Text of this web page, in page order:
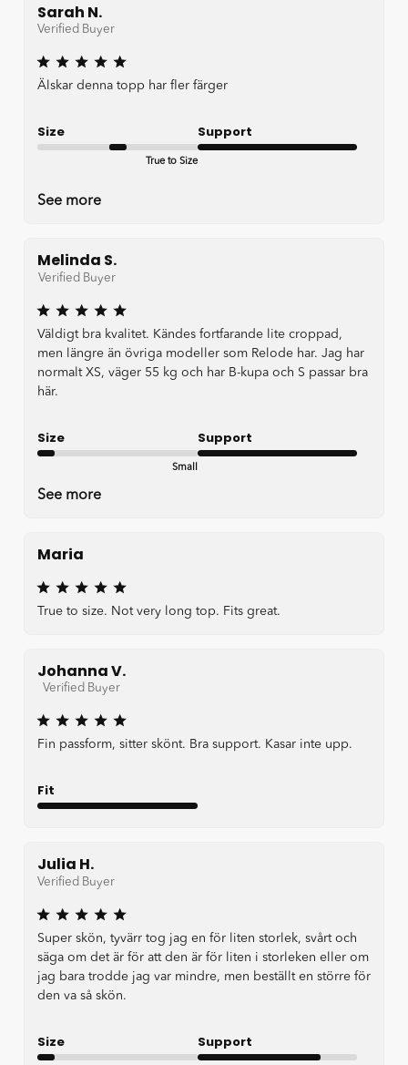
Sarah N.
Verified Buyer
Älskar denna topp har fler färger
Size
True to Size
Support
See more
Melinda S.
Verified Buyer
Väldigt bra kvalitet. Kändes fortfarande lite croppad,
men längre än övriga modeller som Relode har. Jag har
normalt XS, väger 55 kg och har B-kupa och S passar bra
här.
Size
Small
Support
See more
Maria
True to size. Not very long top. Fits great.
Johanna V.
Verified Buyer
Fin passform, sitter skönt. Bra support. Kasar inte upp.
Fit
Julia H.
Verified Buyer
Super skön, tyvärr tog jag en för liten storlek, svårt och
säga om det är för att den är för liten i storleken eller om
jag bara trodde jag var mindre, men beställt en större för
den va så skön.
Size Support